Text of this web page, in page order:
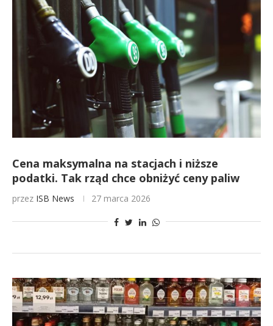
Cena maksymalna na stacjach i niższe
podatki. Tak rząd chce obniżyć ceny paliw
przez ISB News 27 marca 2026